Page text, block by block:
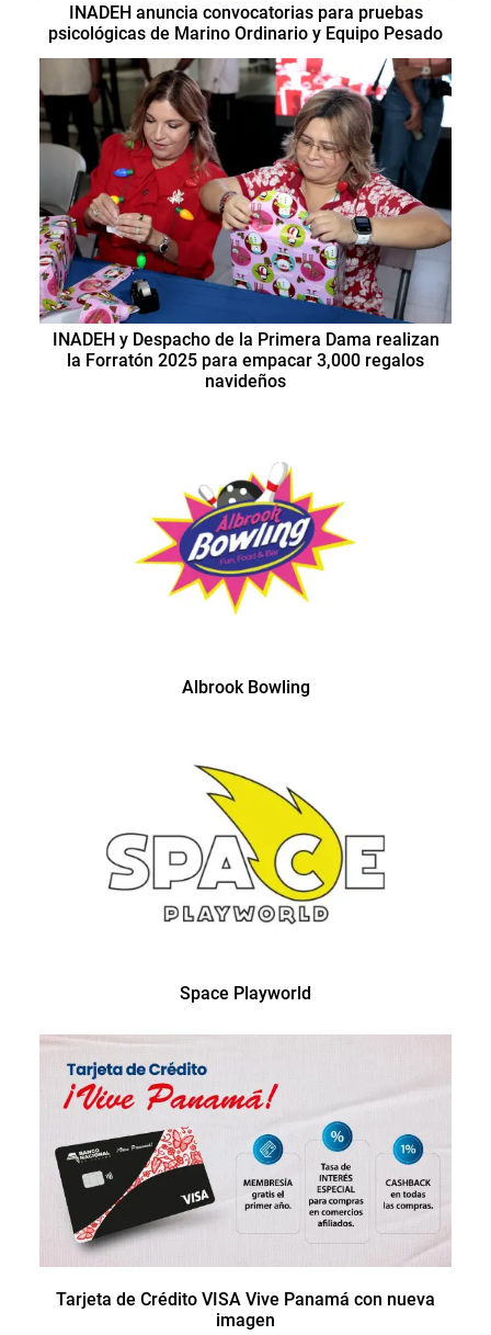
INADEH anuncia convocatorias para pruebas
psicológicas de Marino Ordinario y Equipo Pesado
INADEH y Despacho de la Primera Dama realizan
la Forratón 2025 para empacar 3,000 regalos
navideños
Albrook Bowling
Space Playworld
Tarjeta de Crédito VISA Vive Panamá con nueva
imagen